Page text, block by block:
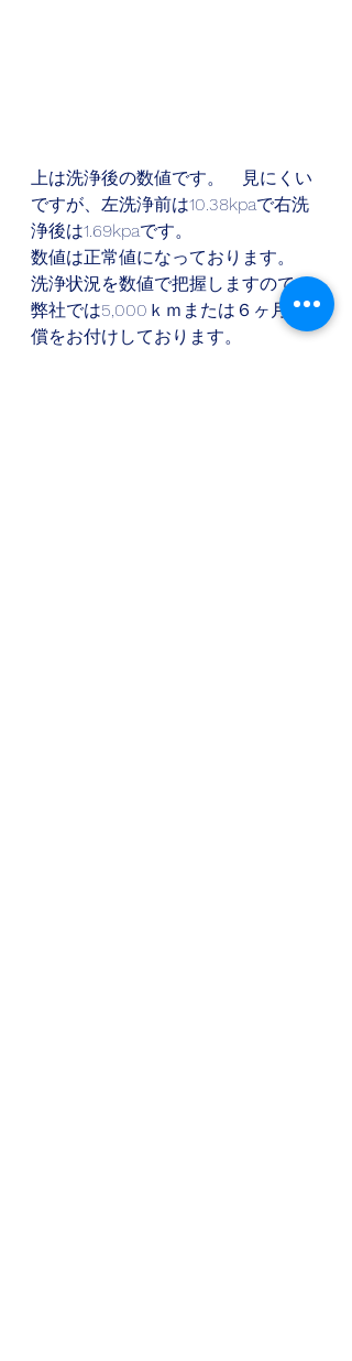
上は洗浄後の数値です。　見にくい
ですが、左洗浄前は10.38kpaで右洗
浄後は1.69kpaです。
数値は正常値になっております。
洗浄状況を数値で把握しますので、
弊社では5,000ｋｍまたは６ヶ月補
償をお付けしております。